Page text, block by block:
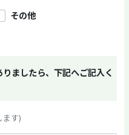
その他
ましたら、下記へご記入く
ます)